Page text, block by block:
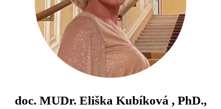
doc. MUDr. Eliška Kubíková , PhD.,